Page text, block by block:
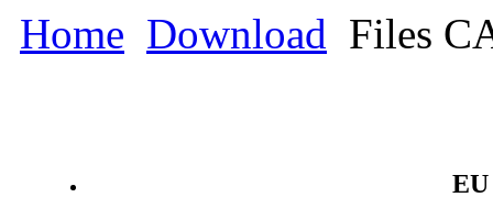
Home Download Files